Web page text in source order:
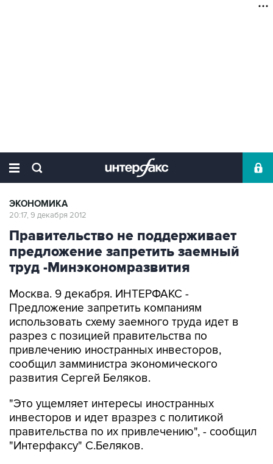
ЭКОНОМИКА
20:17, 9 декабря 2012
Правительство не поддерживает
предложение запретить заемный
труд -Минэкономразвития
Москва. 9 декабря. ИНТЕРФАКС -
Предложение запретить компаниям
использовать схему заемного труда идет в
разрез с позицией правительства по
привлечению иностранных инвесторов,
сообщил замминистра экономического
развития Сергей Беляков.
"Это ущемляет интересы иностранных
инвесторов и идет вразрез с политикой
правительства по их привлечению", - сообщил
"Интерфаксу" С.Беляков.